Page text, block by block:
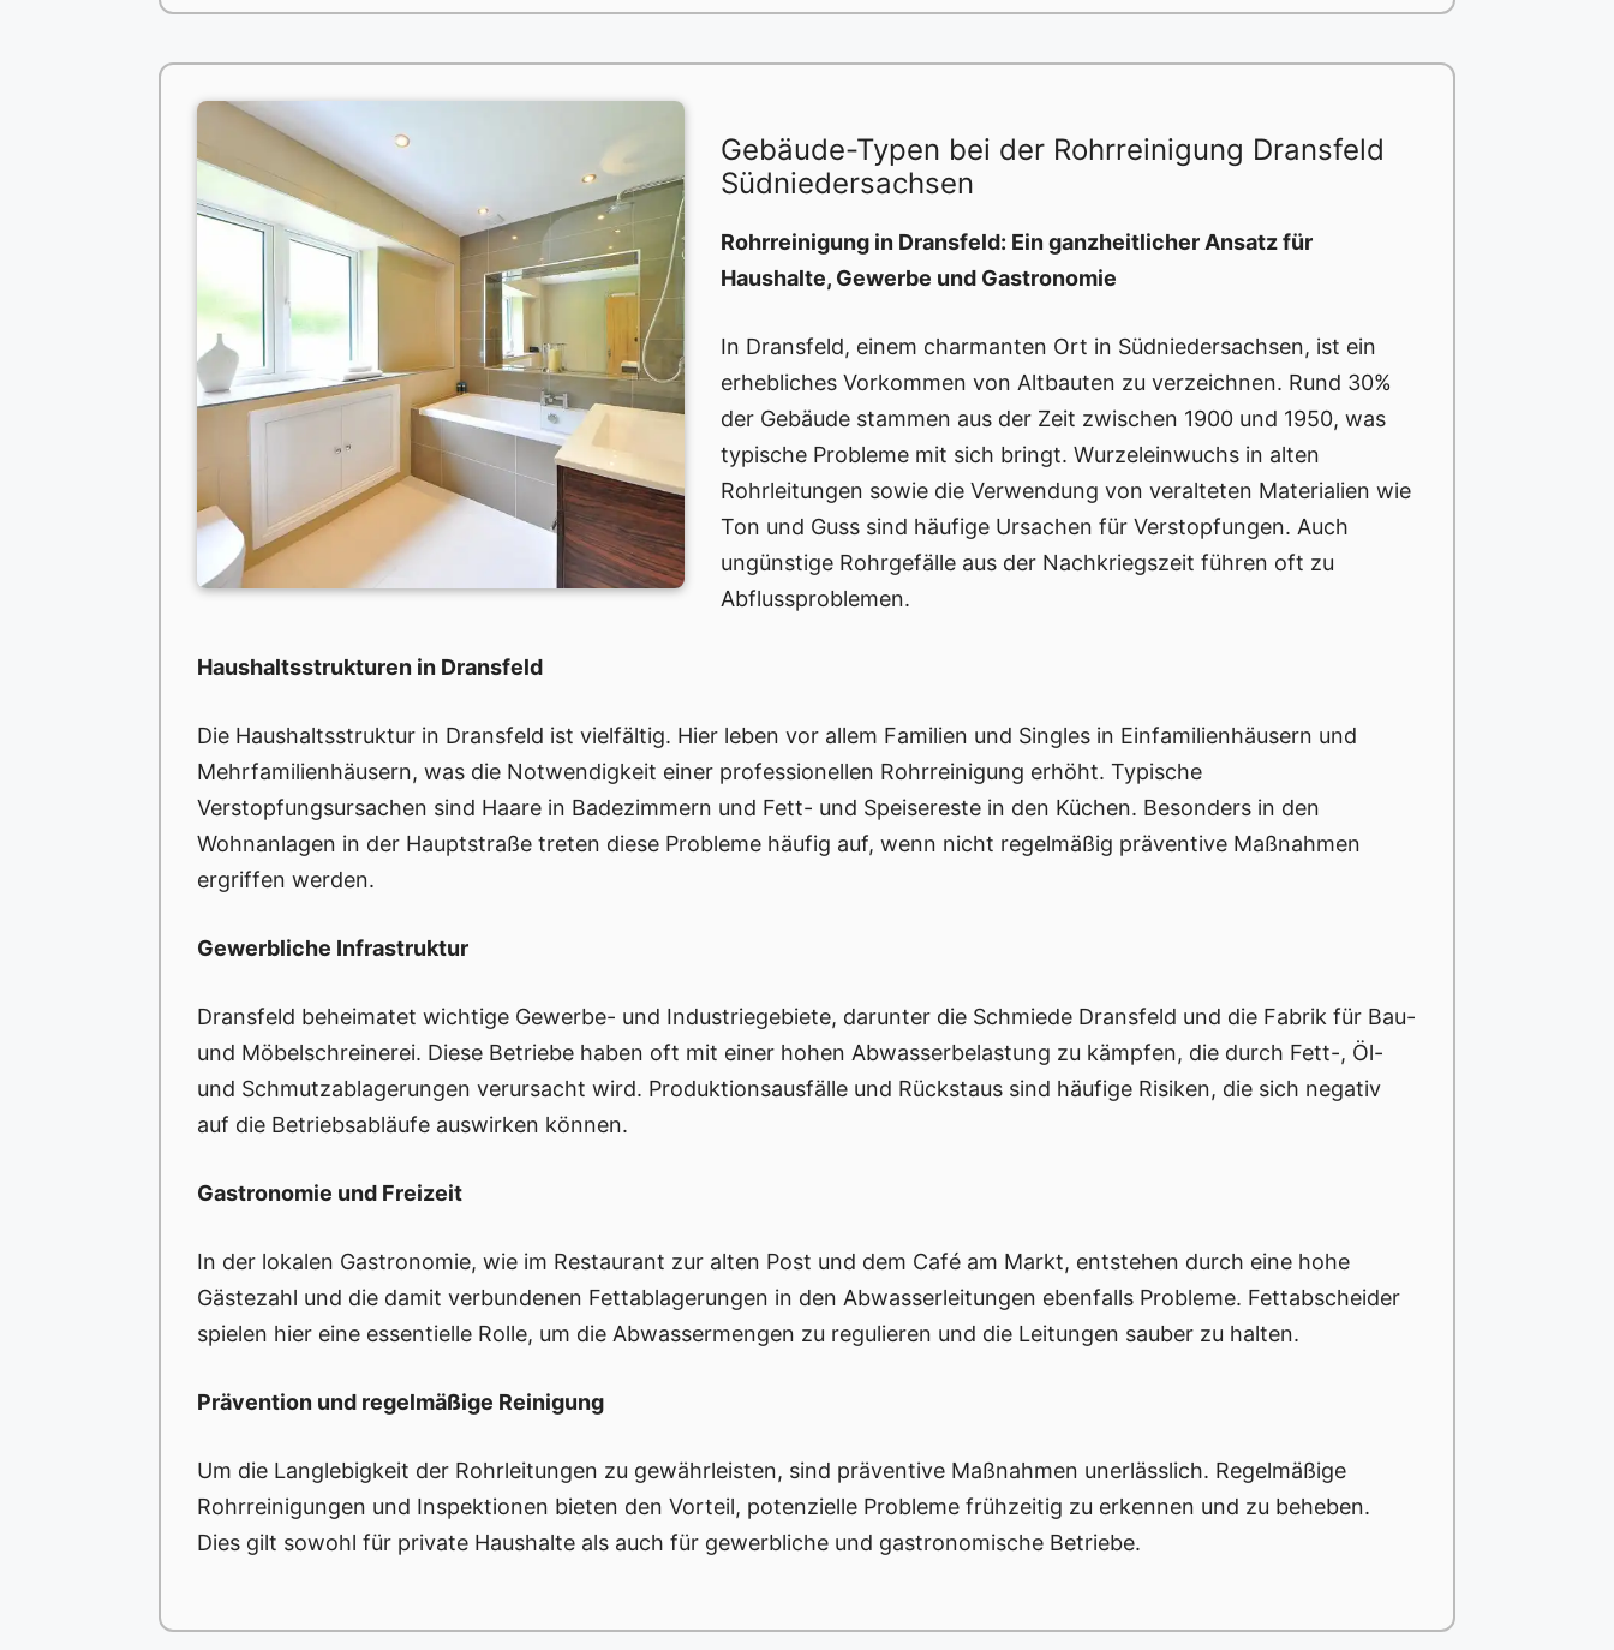
Gebäude-Typen bei der Rohrreinigung Dransfeld
Südniedersachsen
Rohrreinigung in Dransfeld: Ein ganzheitlicher Ansatz für
Haushalte, Gewerbe und Gastronomie
In Dransfeld, einem charmanten Ort in Südniedersachsen, ist ein
erhebliches Vorkommen von Altbauten zu verzeichnen. Rund 30%
der Gebäude stammen aus der Zeit zwischen 1900 und 1950, was
typische Probleme mit sich bringt. Wurzeleinwuchs in alten
Rohrleitungen sowie die Verwendung von veralteten Materialien wie
Ton und Guss sind häufige Ursachen für Verstopfungen. Auch
ungünstige Rohrgefälle aus der Nachkriegszeit führen oft zu
Abflussproblemen.
Haushaltsstrukturen in Dransfeld
Die Haushaltsstruktur in Dransfeld ist vielfältig. Hier leben vor allem Familien und Singles in Einfamilienhäusern und
Mehrfamilienhäusern, was die Notwendigkeit einer professionellen Rohrreinigung erhöht. Typische
Verstopfungsursachen sind Haare in Badezimmern und Fett- und Speisereste in den Küchen. Besonders in den
Wohnanlagen in der Hauptstraße treten diese Probleme häufig auf, wenn nicht regelmäßig präventive Maßnahmen
ergriffen werden.
Gewerbliche Infrastruktur
Dransfeld beheimatet wichtige Gewerbe- und Industriegebiete, darunter die Schmiede Dransfeld und die Fabrik für Bau-
und Möbelschreinerei. Diese Betriebe haben oft mit einer hohen Abwasserbelastung zu kämpfen, die durch Fett-, Öl-
und Schmutzablagerungen verursacht wird. Produktionsausfälle und Rückstaus sind häufige Risiken, die sich negativ
auf die Betriebsabläufe auswirken können.
Gastronomie und Freizeit
In der lokalen Gastronomie, wie im Restaurant zur alten Post und dem Café am Markt, entstehen durch eine hohe
Gästezahl und die damit verbundenen Fettablagerungen in den Abwasserleitungen ebenfalls Probleme. Fettabscheider
spielen hier eine essentielle Rolle, um die Abwassermengen zu regulieren und die Leitungen sauber zu halten.
Prävention und regelmäßige Reinigung
Um die Langlebigkeit der Rohrleitungen zu gewährleisten, sind präventive Maßnahmen unerlässlich. Regelmäßige
Rohrreinigungen und Inspektionen bieten den Vorteil, potenzielle Probleme frühzeitig zu erkennen und zu beheben.
Dies gilt sowohl für private Haushalte als auch für gewerbliche und gastronomische Betriebe.